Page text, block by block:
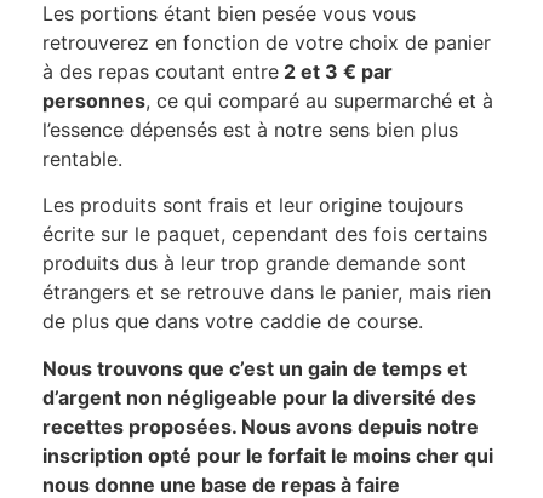
Les portions étant bien pesée vous vous
retrouverez en fonction de votre choix de panier
à des repas coutant entre 2 et 3 € par
personnes, ce qui comparé au supermarché et à
l’essence dépensés est à notre sens bien plus
rentable.
Les produits sont frais et leur origine toujours
écrite sur le paquet, cependant des fois certains
produits dus à leur trop grande demande sont
étrangers et se retrouve dans le panier, mais rien
de plus que dans votre caddie de course.
Nous trouvons que c’est un gain de temps et
d’argent non négligeable pour la diversité des
recettes proposées. Nous avons depuis notre
inscription opté pour le forfait le moins cher qui
nous donne une base de repas à faire